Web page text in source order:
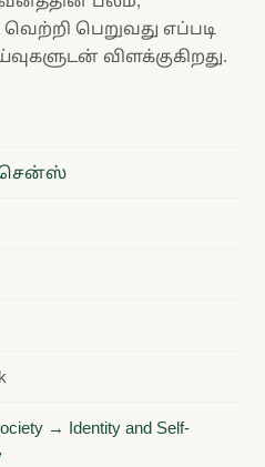
பெறுவது எப்படி
விளக்குகிறது.
சென்ஸ்
→ Identity and Self-